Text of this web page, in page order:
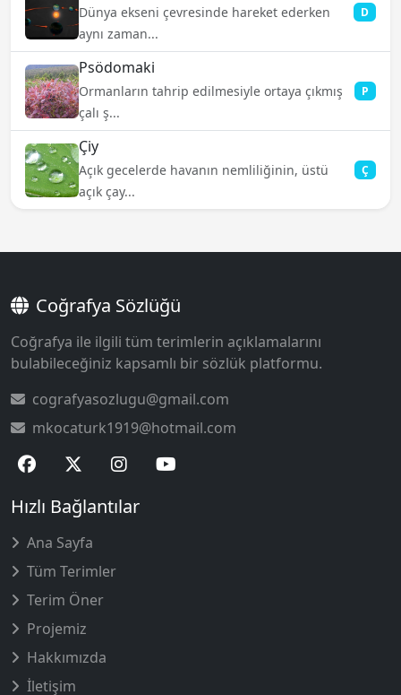
Dünya ekseni çevresinde hareket ederken
aynı zaman...
D
Psödomaki
Ormanların tahrip edilmesiyle ortaya çıkmış
çalı ş...
P
Çiy
Açık gecelerde havanın nemliliğinin, üstü
açık çay...
Ç
Coğrafya Sözlüğü
Coğrafya ile ilgili tüm terimlerin açıklamalarını
bulabileceğiniz kapsamlı bir sözlük platformu.
cografyasozlugu@gmail.com
mkocaturk1919@hotmail.com
Hızlı Bağlantılar
Ana Sayfa
Tüm Terimler
Terim Öner
Projemiz
Hakkımızda
İletişim